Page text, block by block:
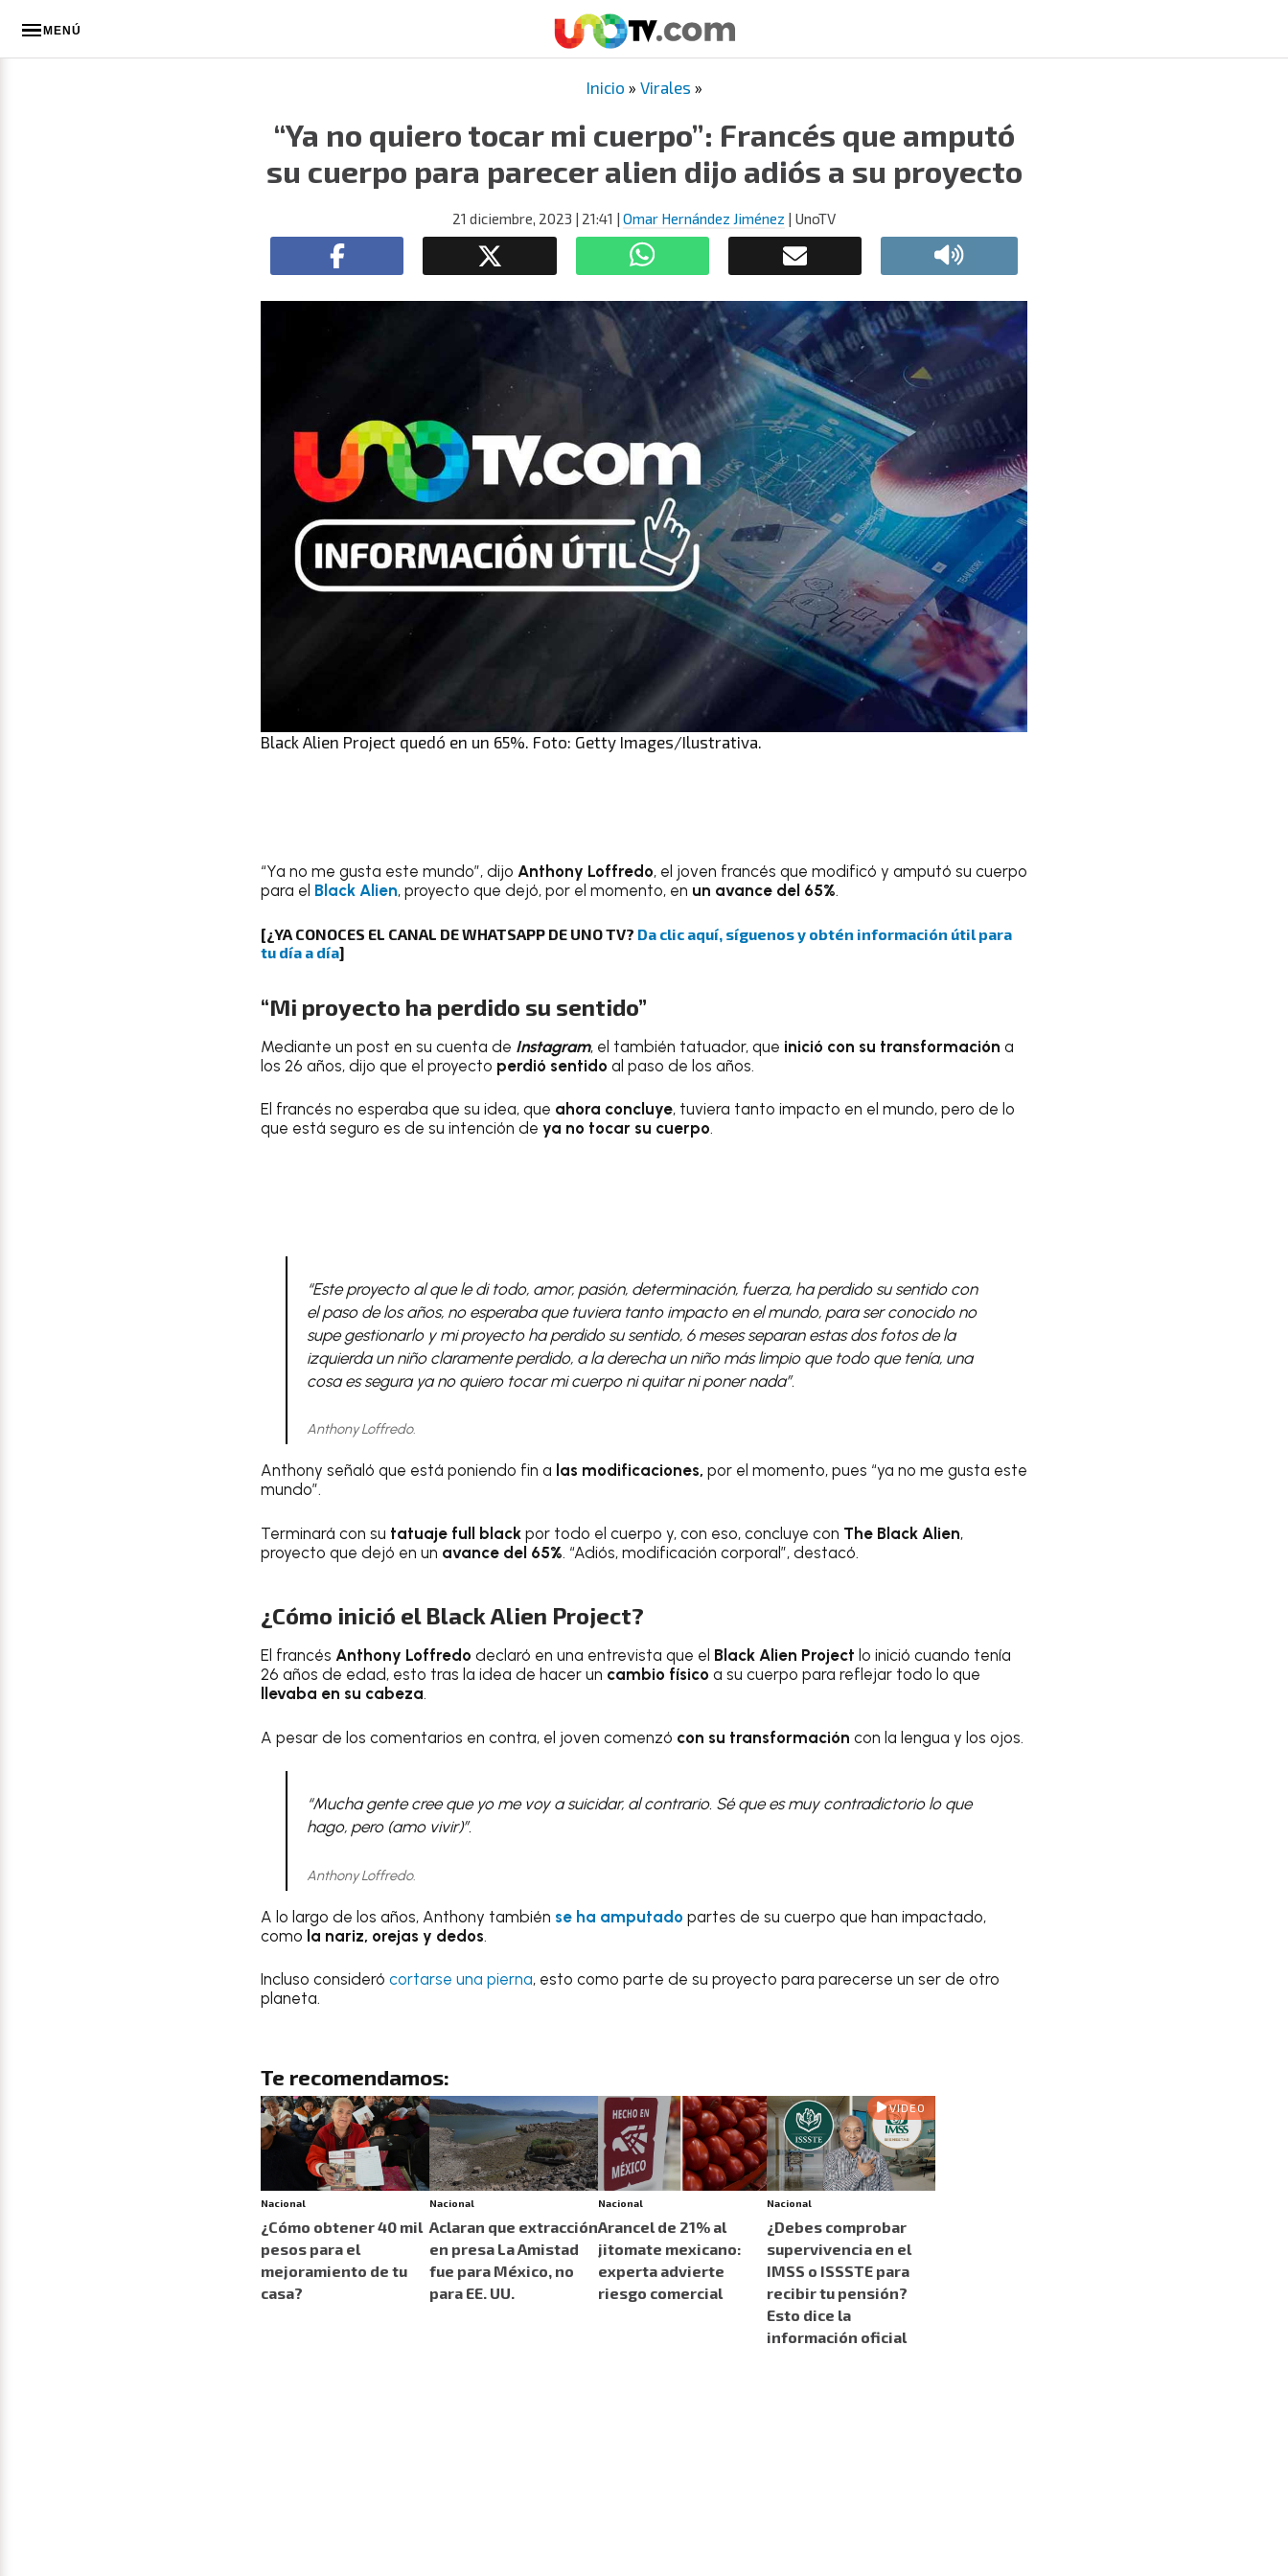
MENÚ
Inicio » Virales »
“Ya no quiero tocar mi cuerpo”: Francés que amputó
su cuerpo para parecer alien dijo adiós a su proyecto
21 diciembre, 2023 | 21:41 | Omar Hernández Jiménez | UnoTV
Black Alien Project quedó en un 65%. Foto: Getty Images/Ilustrativa.
“Ya no me gusta este mundo”, dijo Anthony Loffredo, el joven francés que modificó y amputó su cuerpo
para el Black Alien, proyecto que dejó, por el momento, en un avance del 65%.
[¿YA CONOCES EL CANAL DE WHATSAPP DE UNO TV? Da clic aquí, síguenos y obtén información útil para
tu día a día]
“Mi proyecto ha perdido su sentido”
Mediante un post en su cuenta de Instagram, el también tatuador, que inició con su transformación a
los 26 años, dijo que el proyecto perdió sentido al paso de los años.
El francés no esperaba que su idea, que ahora concluye, tuviera tanto impacto en el mundo, pero de lo
que está seguro es de su intención de ya no tocar su cuerpo.
“Este proyecto al que le di todo, amor, pasión, determinación, fuerza, ha perdido su sentido con
el paso de los años, no esperaba que tuviera tanto impacto en el mundo, para ser conocido no
supe gestionarlo y mi proyecto ha perdido su sentido, 6 meses separan estas dos fotos de la
izquierda un niño claramente perdido, a la derecha un niño más limpio que todo que tenía, una
cosa es segura ya no quiero tocar mi cuerpo ni quitar ni poner nada”.
Anthony Loffredo.
Anthony señaló que está poniendo fin a las modificaciones, por el momento, pues “ya no me gusta este
mundo”.
Terminará con su tatuaje full black por todo el cuerpo y, con eso, concluye con The Black Alien,
proyecto que dejó en un avance del 65%. “Adiós, modificación corporal”, destacó.
¿Cómo inició el Black Alien Project?
El francés Anthony Loffredo declaró en una entrevista que el Black Alien Project lo inició cuando tenía
26 años de edad, esto tras la idea de hacer un cambio físico a su cuerpo para reflejar todo lo que
llevaba en su cabeza.
A pesar de los comentarios en contra, el joven comenzó con su transformación con la lengua y los ojos.
“Mucha gente cree que yo me voy a suicidar, al contrario. Sé que es muy contradictorio lo que
hago, pero (amo vivir)”.
Anthony Loffredo.
A lo largo de los años, Anthony también se ha amputado partes de su cuerpo que han impactado,
como la nariz, orejas y dedos.
Incluso consideró cortarse una pierna, esto como parte de su proyecto para parecerse un ser de otro
planeta.
Te recomendamos:
Nacional
¿Cómo obtener 40 mil
pesos para el
mejoramiento de tu
casa?
Nacional
Aclaran que extracción
en presa La Amistad
fue para México, no
para EE. UU.
Nacional
Arancel de 21% al
jitomate mexicano:
experta advierte
riesgo comercial
VIDEO
Nacional
¿Debes comprobar
supervivencia en el
IMSS o ISSSTE para
recibir tu pensión?
Esto dice la
información oficial